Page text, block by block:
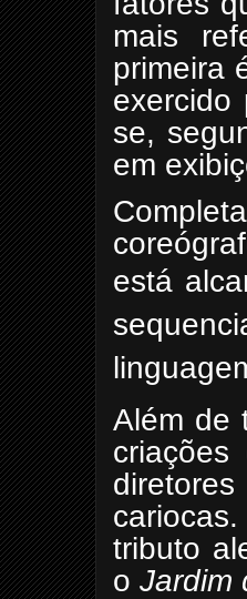
mais
primeira
exercido
se,
em
está
Além de
tributo
o Jardim